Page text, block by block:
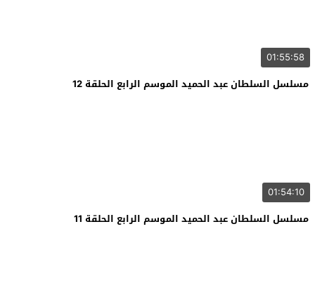
01:55:58
مسلسل السلطان عبد الحميد الموسم الرابع الحلقة 12
01:54:10
مسلسل السلطان عبد الحميد الموسم الرابع الحلقة 11